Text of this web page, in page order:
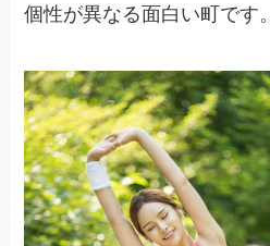
個性が異なる面白い町です。